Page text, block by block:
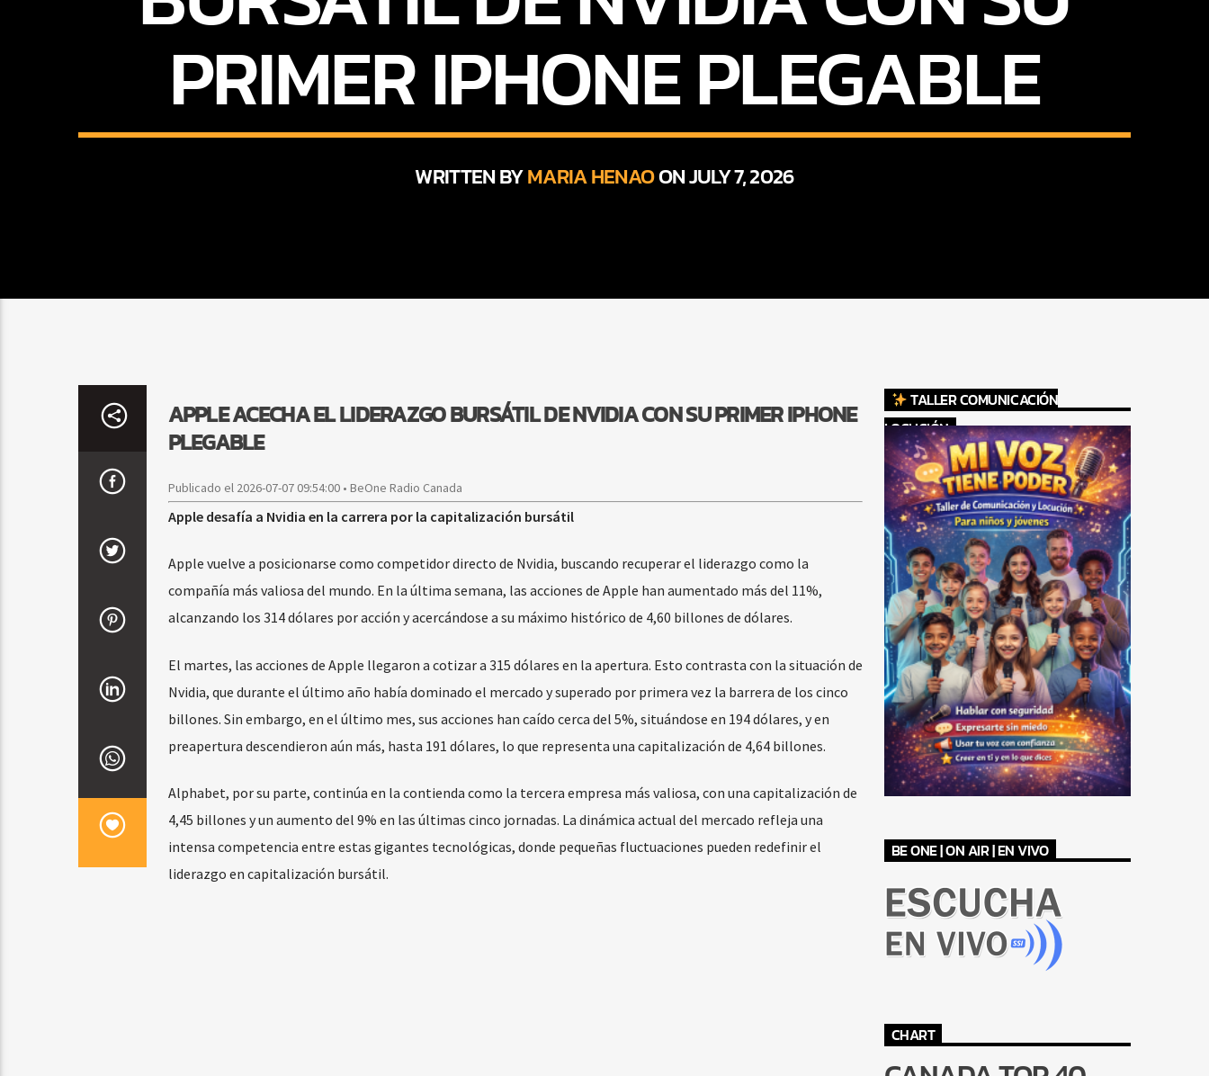
PRIMER IPHONE PLEGABLE
WRITTEN BYMARIA HENAOON JULY 7, 2026
APPLE ACECHA EL LIDERAZGO BURSÁTIL DE NVIDIA CON SU PRIMER IPHONE
PLEGABLE
Publicado el 2026-07-07 09:54:00 • BeOne Radio Canada
Apple desafía a Nvidia en la carrera por la capitalización bursátil
Apple vuelve a posicionarse como competidor directo de Nvidia, buscando recuperar el liderazgo como la
compañía más valiosa del mundo. En la última semana, las acciones de Apple han aumentado más del 11%,
alcanzando los 314 dólares por acción y acercándose a su máximo histórico de 4,60 billones de dólares.
El martes, las acciones de Apple llegaron a cotizar a 315 dólares en la apertura. Esto contrasta con la situación de
Nvidia, que durante el último año había dominado el mercado y superado por primera vez la barrera de los cinco
billones. Sin embargo, en el último mes, sus acciones han caído cerca del 5%, situándose en 194 dólares, y en
preapertura descendieron aún más, hasta 191 dólares, lo que representa una capitalización de 4,64 billones.
Alphabet, por su parte, continúa en la contienda como la tercera empresa más valiosa, con una capitalización de
4,45 billones y un aumento del 9% en las últimas cinco jornadas. La dinámica actual del mercado refleja una
intensa competencia entre estas gigantes tecnológicas, donde pequeñas fluctuaciones pueden redefinir el
liderazgo en capitalización bursátil.
TALLER COMUNICACIÓN
LOCUCIÓN
BE ONE | ON AIR | EN VIVO
CHART